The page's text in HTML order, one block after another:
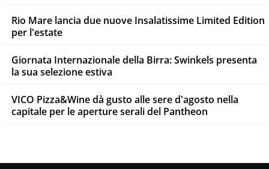
Rio Mare lancia due nuove Insalatissime Limited Edition
per l'estate
Giornata Internazionale della Birra: Swinkels presenta
la sua selezione estiva
VICO Pizza&Wine dà gusto alle sere d'agosto nella
capitale per le aperture serali del Pantheon